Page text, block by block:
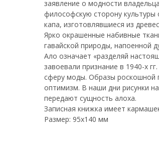
заявление о модности
философскую сторону культуры
капа, изготовлявшиеся из
Ярко окрашенные набивные
гавайской природы, напоенной
Ало означает «разделяй
завоевали признание в 1940-х
сферу моды. Образы роскошной
оптимизм. В наши дни рисунки
передают сущность алоха.
Записная книжка имеет
Размер: 95х140 мм